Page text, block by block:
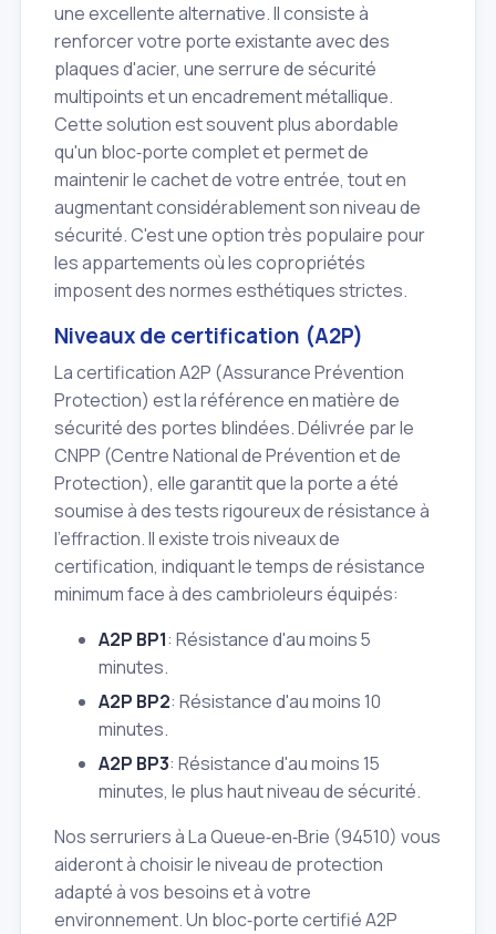
une excellente alternative. Il consiste à
renforcer votre porte existante avec des
plaques d'acier, une serrure de sécurité
multipoints et un encadrement métallique.
Cette solution est souvent plus abordable
qu'un bloc‑porte complet et permet de
maintenir le cachet de votre entrée, tout en
augmentant considérablement son niveau de
sécurité. C'est une option très populaire pour
les appartements où les copropriétés
imposent des normes esthétiques strictes.
Niveaux de certification (A2P)
La certification A2P (Assurance Prévention
Protection) est la référence en matière de
sécurité des portes blindées. Délivrée par le
CNPP (Centre National de Prévention et de
Protection), elle garantit que la porte a été
soumise à des tests rigoureux de résistance à
l'effraction. Il existe trois niveaux de
certification, indiquant le temps de résistance
minimum face à des cambrioleurs équipés:
A2P BP1: Résistance d'au moins 5
minutes.
A2P BP2: Résistance d'au moins 10
minutes.
A2P BP3: Résistance d'au moins 15
minutes, le plus haut niveau de sécurité.
Nos serruriers à La Queue‑en‑Brie (94510) vous
aideront à choisir le niveau de protection
adapté à vos besoins et à votre
environnement. Un bloc‑porte certifié A2P